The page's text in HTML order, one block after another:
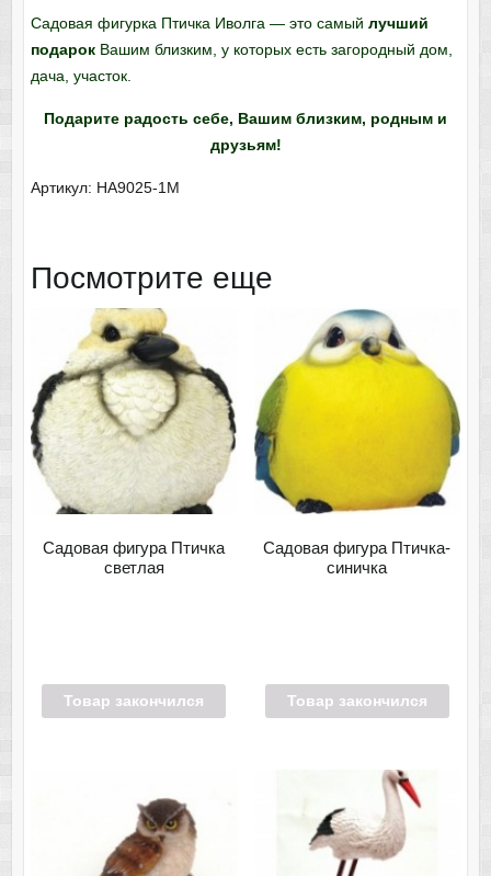
Садовая фигурка Птичка Иволга — это самый лучший
подарок Вашим близким, у которых есть загородный дом,
дача, участок.
Подарите радость себе, Вашим близким, родным и
друзьям!
Артикул: HA9025-1M
Посмотрите еще
Садовая фигура Птичка
светлая
Товар закончился
Садовая фигура Птичка-
синичка
Товар закончился